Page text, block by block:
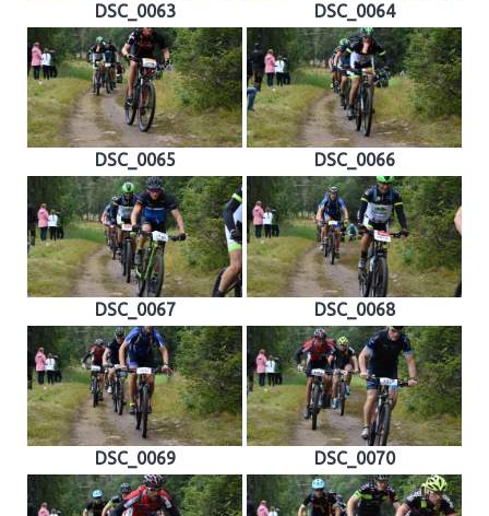
DSC_0063 DSC_0064
DSC_0065 DSC_0066
DSC_0067 DSC_0068
DSC_0069 DSC_0070